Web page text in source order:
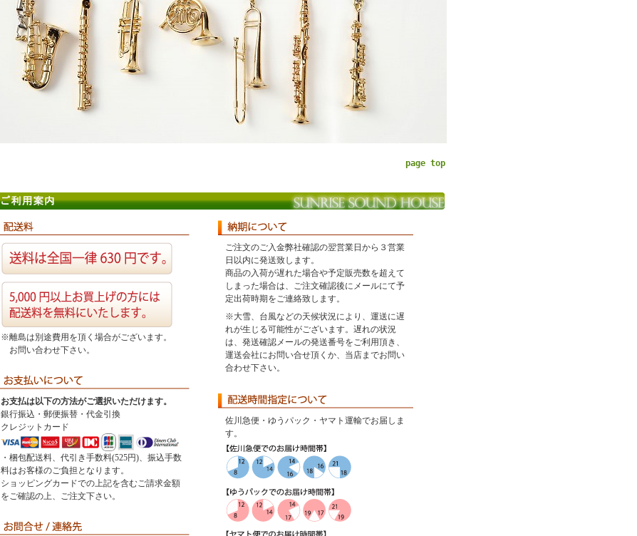
page top
※離島は別途費用を頂く場合がございます。
お問い合わせ下さい。
お支払は以下の方法がご選択いただけます。
銀行振込・郵便振替・代金引換
クレジットカード
・梱包配送料、代引き手数料(525円)、振込手数
料はお客様のご負担となります。
ショッピングカードでの上記を含むご請求金額
をご確認の上、ご注文下さい。
ご注文のご入金弊社確認の翌営業日から３営業
日以内に発送致します。
商品の入荷が遅れた場合や予定販売数を超えて
しまった場合は、ご注文確認後にメールにて予
定出荷時期をご連絡致します。
※大雪、台風などの天候状況により、運送に遅
れが生じる可能性がございます。遅れの状況
は、発送確認メールの発送番号をご利用頂き、
運送会社にお問い合せ頂くか、当店までお問い
合わせ下さい。
佐川急便・ゆうパック・ヤマト運輸でお届しま
す。